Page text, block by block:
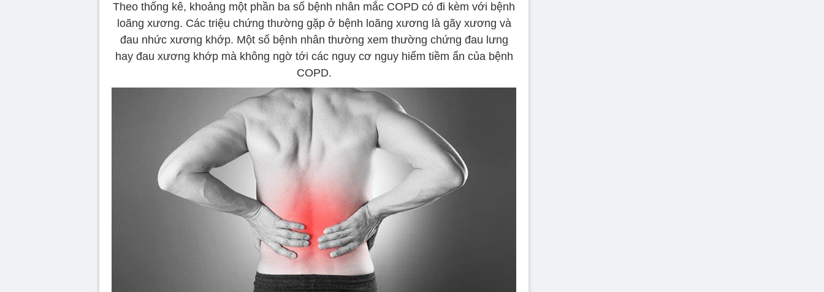
Theo thống kê, khoảng một phần ba số bệnh nhân mắc COPD có đi kèm với bệnh
loãng xương. Các triệu chứng thường gặp ở bệnh loãng xương là gãy xương và
đau nhức xương khớp. Một số bệnh nhân thường xem thường chứng đau lưng
hay đau xương khớp mà không ngờ tới các nguy cơ nguy hiểm tiềm ẩn của bệnh
COPD.